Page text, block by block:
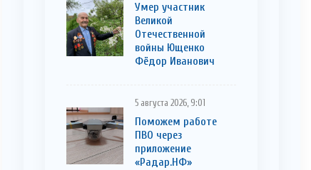
Умер участник
Великой
Отечественной
войны Ющенко
Фёдор Иванович
5 августа 2026, 9:01
Поможем работе
ПВО через
приложение
«Радар.НФ»